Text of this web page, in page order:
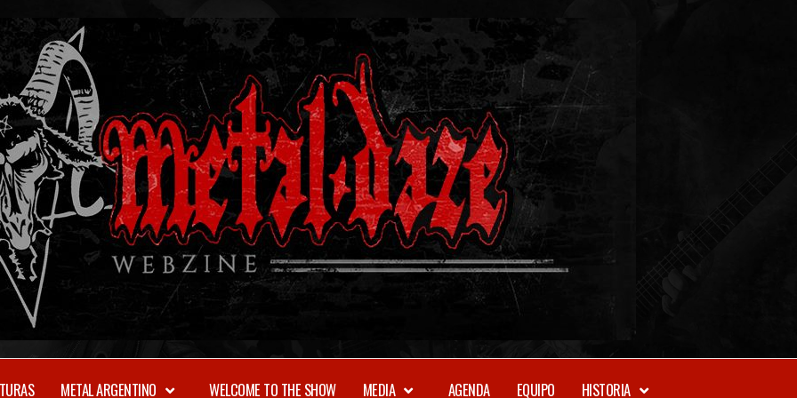
WEBZINE
METAL ARGENTINO WELCOME TO THE SHOW MEDIA AGENDA EQUIPO HISTORIA